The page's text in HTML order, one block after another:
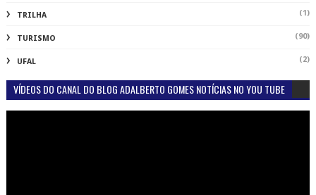
TRILHA (1)
TURISMO (90)
UFAL (2)
VÍDEOS DO CANAL DO BLOG ADALBERTO GOMES NOTÍCIAS NO YOU TUBE